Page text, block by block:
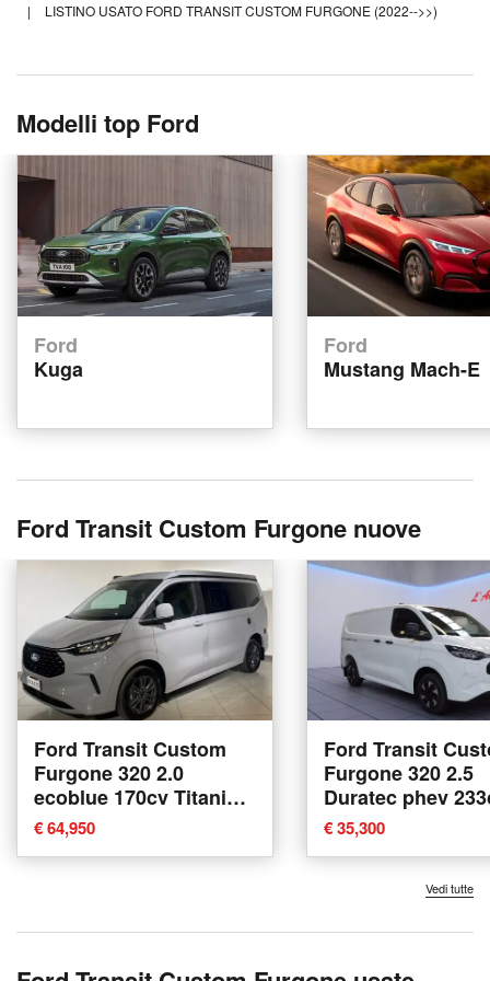
| LISTINO USATO FORD TRANSIT CUSTOM FURGONE (2022-->>)
Modelli top Ford
Ford
Kuga
Ford
Mustang Mach-E
Ford Transit Custom Furgone nuove
Ford Transit Custom
Furgone 320 2.0
ecoblue 170cv Titanium
L1H1 A8 nuova a
Manerbio
€ 64,950
Ford Transit
Furgone 320 2.5
Duratec phev
Trend L2H1
Trezzano sul
€ 35,300
Vedi tutte